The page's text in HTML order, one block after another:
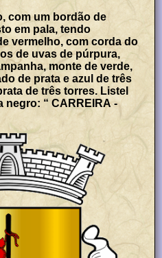
com um bordão de
em pala, tendo
vermelho, com corda do
de uvas de púrpura,
monte de verde,
de prata e azul de três
de três torres. Listel
negro: “ CARREIRA -